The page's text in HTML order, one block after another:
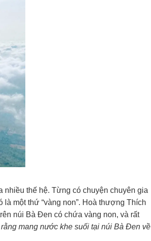
thế hệ. Từng có chuyện chuyên gia
một thứ “vàng non”. Hoà thượng Thích
núi Bà Đen có chứa vàng non, và rất
mang nước khe suối tại núi Bà Đen về